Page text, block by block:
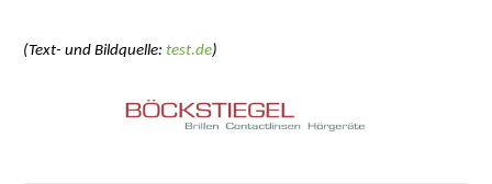
(Text- und Bildquelle:test.de)